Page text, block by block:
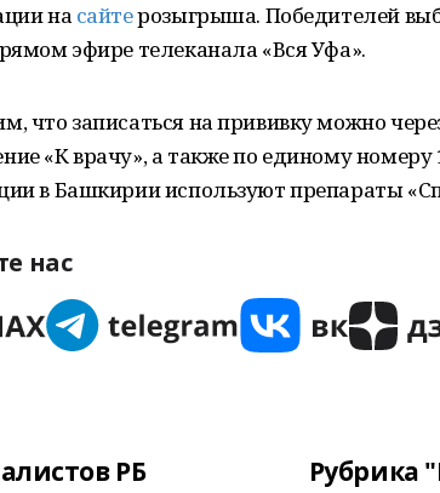
на сайтерозыгрыша. Победителей
эфире телеканала «Вся Уфа».
что записаться на прививку можно
«К врачу», а также по единому номеру
в Башкирии используют препараты
нас
РБ Рубрика